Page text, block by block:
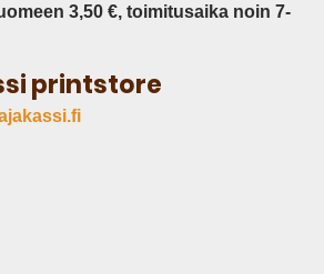
3,50 €, toimitusaika noin 7-
printstore